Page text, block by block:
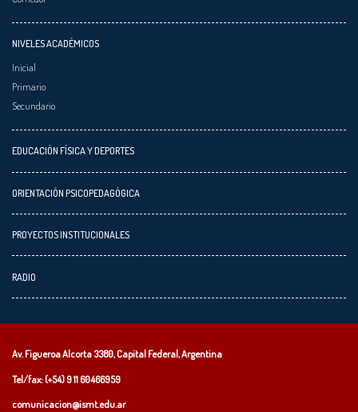
NIVELES ACADÉMICOS
Inicial
Primario
Secundario
EDUCACIÓN FÍSICA Y DEPORTES
ORIENTACIÓN PSICOPEDAGÓGICA
PROYECTOS INSTITUCIONALES
RADIO
Av. Figueroa Alcorta 3380, Capital Federal, Argentina
Tel/fax: (+54)9 11 60466959
comunicacion@ismt.edu.ar